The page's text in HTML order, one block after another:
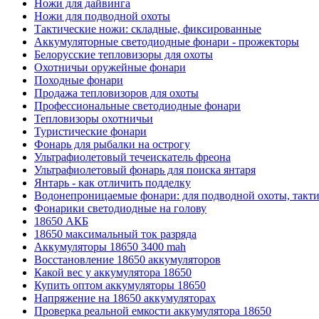
Ножи для дайвинга
Ножи для подводной охоты
Тактические ножи: складные, фиксированные
Аккумуляторные светодиодные фонари - прожекторы
Белорусские тепловизоры для охоты
Охотничьи оружейные фонари
Походные фонари
Продажа тепловизоров для охоты
Профессиональные светодиодные фонари
Тепловизоры охотничьи
Туристические фонари
Фонарь для рыбалки на острогу
Ультрафиолетовый течеискатель фреона
Ультрафиолетовый фонарь для поиска янтаря
Янтарь - как отличить подделку
Водонепроницаемые фонари: для подводной охоты,
Фонарики светодиодные на голову
18650 АКБ
18650 максимальный ток разряда
Аккумуляторы 18650 3400 mah
Восстановление 18650 аккумуляторов
Какой вес у аккумулятора 18650
Купить оптом аккумуляторы 18650
Напряжение на 18650 аккумуляторах
Проверка реальной емкости аккумулятора 18650